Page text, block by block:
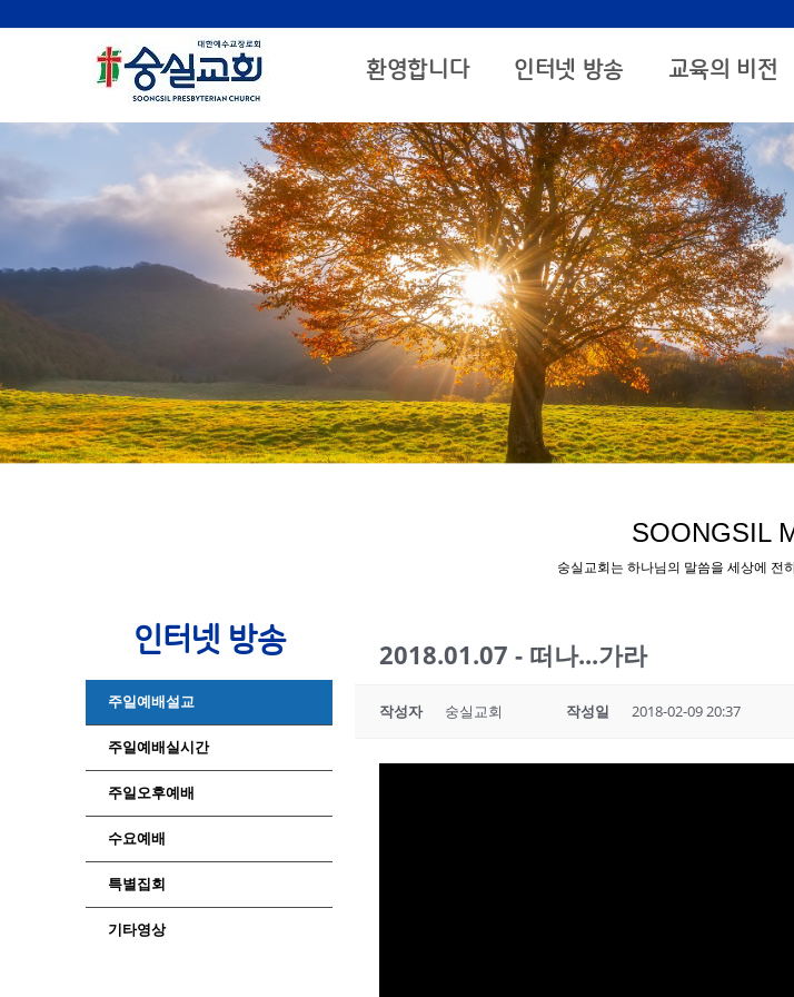
환영합니다 인터넷 방송 교육의 비전
SOONGSIL
숭실교회는 하나님의 말씀을 세상에 전
인터넷 방송
주일예배설교
주일예배실시간
주일오후예배
수요예배
특별집회
기타영상
2018.01.07 - 떠나...가라
작성자 숭실교회 작성일 2018-02-09 20:37